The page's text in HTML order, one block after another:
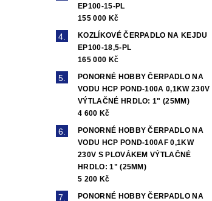
EP100-15-PL
155 000 Kč
KOZLÍKOVÉ ČERPADLO NA KEJDU
EP100-18,5-PL
165 000 Kč
PONORNÉ HOBBY ČERPADLO NA
VODU HCP POND-100A 0,1KW 230V
VÝTLAČNÉ HRDLO: 1" (25MM)
4 600 Kč
PONORNÉ HOBBY ČERPADLO NA
VODU HCP POND-100AF 0,1KW
230V S PLOVÁKEM VÝTLAČNÉ
HRDLO: 1" (25MM)
5 200 Kč
PONORNÉ HOBBY ČERPADLO NA